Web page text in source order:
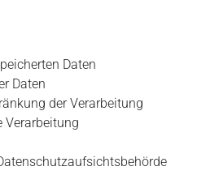
Daten
Daten
der Verarbeitung
Verarbeitung